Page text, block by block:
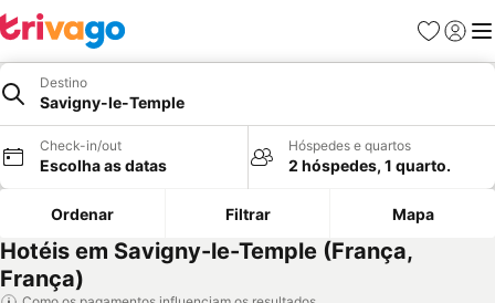
Favoritos
Iniciar
Destino
Savigny-le-Temple
Check-in/out
Escolha as datas
Hóspedes e quartos
2 hóspedes, 1 quarto.
Ordenar Filtrar Mapa
Hotéis em Savigny-le-Temple (França,
França)